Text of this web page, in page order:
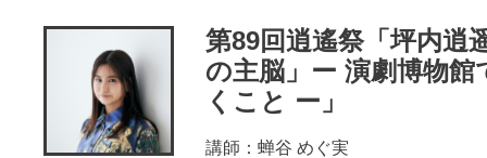
第89回逍遙祭「坪内逍
の主脳」ー 演劇博物館
くこと ー」
講師：蝉谷 めぐ実